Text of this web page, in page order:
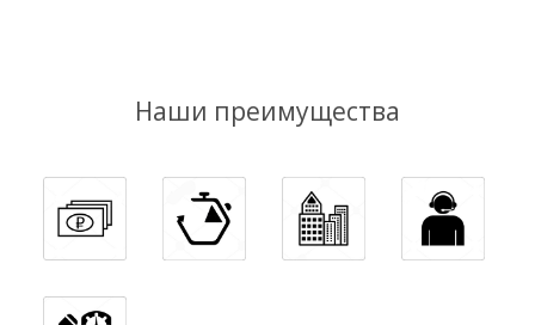
Наши преимущества